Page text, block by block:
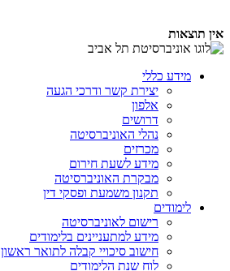
אין תוצאות
מידע כללי
יצירת קשר ודרכי הגעה
אלפון
דרושים
נהלי האוניברסיטה
מכרזים
מידע לשעת חירום
מבקרת האוניברסיטה
תקנון משמעת ופסקי דין
לימודים
רישום לאוניברסיטה
מידע למתעניינים בלימודים
חישוב סיכויי קבלה לתואר ראשון
לוח שנת הלימודים